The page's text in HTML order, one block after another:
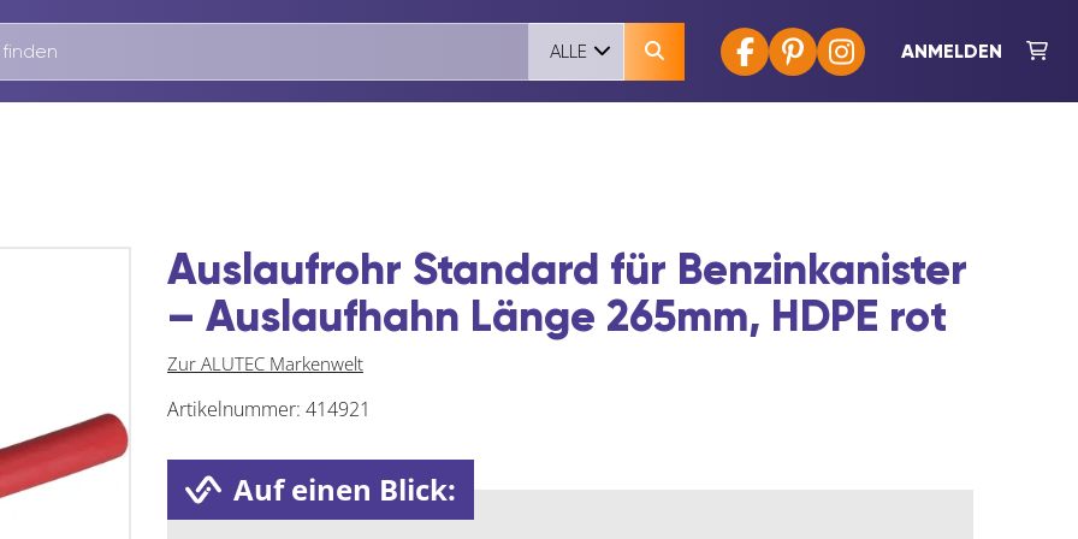
ANMELDEN
ALLE
Auslaufrohr Standard für Benzinkanister
– Auslaufhahn Länge 265mm, HDPE rot
Zur ALUTEC Markenwelt
Artikelnummer: 414921
Auf einen Blick: